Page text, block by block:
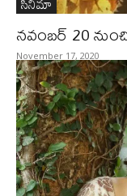
నవంబర్‌ 20
November 17, 2020